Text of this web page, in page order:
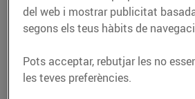
Berenar infantil
26/de febrer/2022
Sorprèn els teus fills amb
crema de xocolata casolana
maduixes i...
del web i mostrar publicitat
segons els teus hàbits de
Pots acceptar, rebutjar les no
les teves preferències.